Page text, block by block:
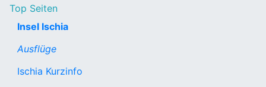
Top Seiten
Insel Ischia
Ausflüge
Ischia Kurzinfo